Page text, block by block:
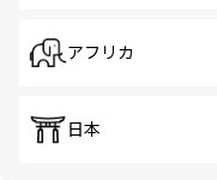
アフリカ
日本